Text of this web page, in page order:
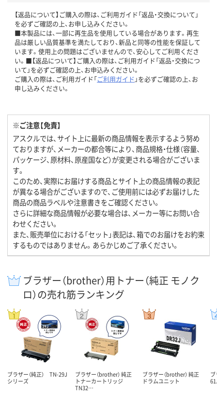
【返品について】ご購入の際は、ご利用ガイド「返品・交換について」
を必ずご確認の上、お申し込みください。
■本製品には、一部に再生品を使用している場合があります。再生
品は厳しい品質基準を満たしており、新品と同等の性能を保証して
います。使用上の問題はございませんので、安心してご利用くださ
い。■【返品について】ご購入の際は、ご利用ガイド「返品・交換につ
いて」を必ずご確認の上、お申込みください。
ご購入の際は、ご利用ガイド「ご利用ガイド 」を必ずご確認の上、お
申し込みください。
※ご注意【免責】
アスクルでは、サイト上に最新の商品情報を表示するよう努め
ておりますが、メーカーの都合等により、商品規格・仕様（容量、
パッケージ、原材料、原産国など）が変更される場合がございま
す。
このため、実際にお届けする商品とサイト上の商品情報の表記
が異なる場合がございますので、ご使用前には必ずお届けした
商品の商品ラベルや注意書きをご確認ください。
さらに詳細な商品情報が必要な場合は、メーカー等にお問い合
わせください。
また、販売単位における「セット」表記は、箱でのお届けをお約束
するものではありません。あらかじめご了承ください。
ブラザー（brother）用トナー（純正 モノク
ロ）の売れ筋ランキング
ブラザー（純正） TN-29J
シリーズ
ブラザー（brother） 純正
トナーカートリッジ
TN32…
ブラザー（brother） 純正
ドラムユニット